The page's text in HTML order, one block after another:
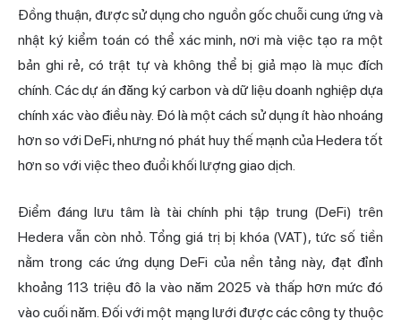
Đồng thuận, được sử dụng cho nguồn gốc chuỗi cung ứng và
nhật ký kiểm toán có thể xác minh, nơi mà việc tạo ra một
bản ghi rẻ, có trật tự và không thể bị giả mạo là mục đích
chính. Các dự án đăng ký carbon và dữ liệu doanh nghiệp dựa
chính xác vào điều này. Đó là một cách sử dụng ít hào nhoáng
hơn so với DeFi, nhưng nó phát huy thế mạnh của Hedera tốt
hơn so với việc theo đuổi khối lượng giao dịch.
Điểm đáng lưu tâm là tài chính phi tập trung (DeFi) trên
Hedera vẫn còn nhỏ. Tổng giá trị bị khóa (VAT), tức số tiền
nằm trong các ứng dụng DeFi của nền tảng này, đạt đỉnh
khoảng 113 triệu đô la vào năm 2025 và thấp hơn mức đó
vào cuối năm. Đối với một mạng lưới được các công ty thuộc